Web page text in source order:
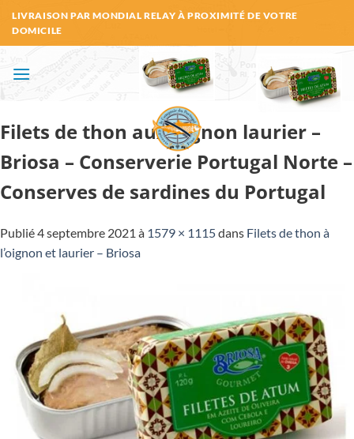
Passer
au
contenu
LIVRAISON PAR MONDIAL RELAY À PROXIMITÉ DE VOTRE
DOMICILE
Filets de thon aux oignon laurier –
Briosa – Conserverie Portugal Norte –
Conserves de sardines du Portugal
Publié4 septembre 2021 à 1579 × 1115dans Filets de thon à
l’oignon et laurier – Briosa